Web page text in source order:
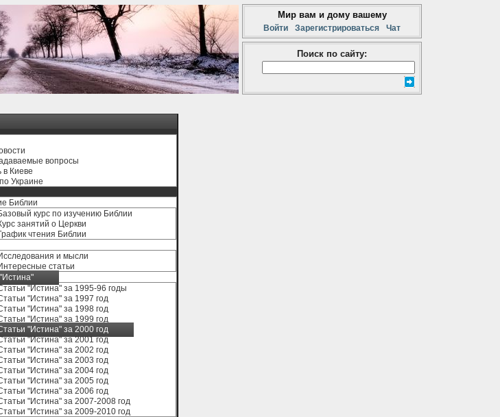
Мир вам и дому вашему
Войти Зарегистрироваться Чат
Поиск по сайту:
вопросы
в Киеве
Украине
Библии
курс по изучению Библии
занятий о Церкви
чтения Библии
и мысли
статьи
"Истина" за 1995-96 годы
"Истина" за 1997 год
"Истина" за 1998 год
"Истина" за 1999 год
"Истина" за 2000 год
"Истина" за 2001 год
"Истина" за 2002 год
"Истина" за 2003 год
"Истина" за 2004 год
"Истина" за 2005 год
"Истина" за 2006 год
"Истина" за 2007-2008 год
"Истина" за 2009-2010 год